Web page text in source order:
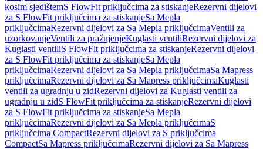
kosim sjedištemS FlowFit priključcima za stiskanjeRezervni dijelovi
za S FlowFit priključcima za stiskanjeSa Mepla
priključcimaRezervni dijelovi za Sa Mepla priključcimaVentili za
uzorkovanjeVentili za pražnjenjeKuglasti ventiliRezervni dijelovi za
Kuglasti ventiliS FlowFit priključcima za stiskanjeRezervni dijelovi
za S FlowFit priključcima za stiskanjeSa Mepla
priključcimaRezervni dijelovi za Sa Mepla priključcimaSa Mapress
priključcimaRezervni dijelovi za Sa Mapress priključcimaKuglasti
ventili za ugradnju u zidRezervni dijelovi za Kuglasti ventili za
ugradnju u zidS FlowFit priključcima za stiskanjeRezervni dijelovi
za S FlowFit priključcima za stiskanjeSa Mepla
priključcimaRezervni dijelovi za Sa Mepla priključcimaS
priključcima CompactRezervni dijelovi za S priključcima
CompactSa Mapress priključcimaRezervni dijelovi za Sa Mapress